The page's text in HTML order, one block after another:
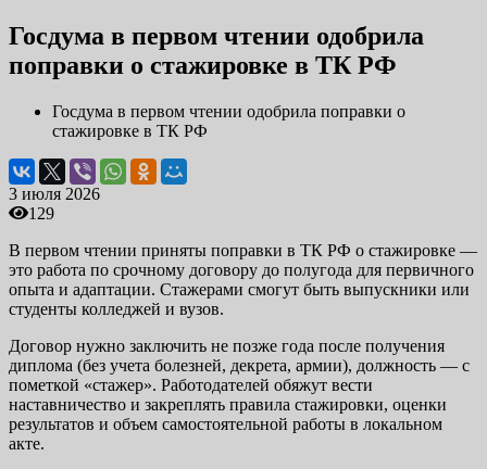
Госдума в первом чтении одобрила
поправки о стажировке в ТК РФ
Госдума в первом чтении одобрила поправки о
стажировке в ТК РФ
3 июля 2026
129
В первом чтении приняты поправки в ТК РФ о стажировке —
это работа по срочному договору до полугода для первичного
опыта и адаптации. Стажерами смогут быть выпускники или
студенты колледжей и вузов.
Договор нужно заключить не позже года после получения
диплома (без учета болезней, декрета, армии), должность — с
пометкой «стажер». Работодателей обяжут вести
наставничество и закреплять правила стажировки, оценки
результатов и объем самостоятельной работы в локальном
акте.